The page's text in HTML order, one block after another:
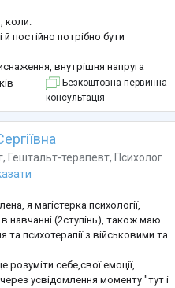
коли:
постійно потрібно бути
внутрішня напруга
тілом або близькими
життєві події, втрати, переломні
доказових психологічних
Безкоштовна первинна
консультація
, Гештальт-терапевт, Психолог
я магістерка психології,
навчанні (2ступінь), також маю
та психотерапії з військовими та
себе,свої емоції,
усвідомлення моменту "тут і